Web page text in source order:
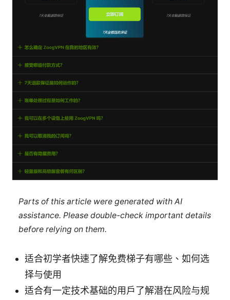
Parts of this article were generated with AI
assistance. Please double-check important details
before relying on them.
适合初学者快速了解免费梯子有哪些、如何选
择与使用
适合有一定技术基础的用户了解潜在风险与规